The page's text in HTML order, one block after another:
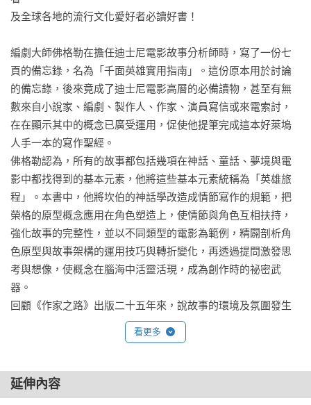
及全球各地的流行文化愛好者必讀好書！
編劇大師佛格勒在擔任迪士尼電影故事分析師時，寫了一份七
頁的備忘錄，名為「千面英雄實用指南」。這份原本用於討論
的備忘錄，後來竟成了迪士尼電影高層的必備讀物，甚至有無
數來自小說家、編劇、製作人、作家、演員寫信或來電索討，
在在顯示其中的概念已廣受運用，促使他提筆完成這本好萊塢
人手一本的寫作聖經。
佛格勒認為，所有的故事都包括幾項在神話、童話、夢境與電
影中都找得到的基本元素，他將這些基本元素統稱為「英雄旅
程」。本書中，他將坎伯的神話學改造成情節寫作的規範，把
榮格的原型概念應用在角色塑造上，使情節與角色互相扶持，
強化故事的完整性，並以不同類型的電影為範例，精闢剖析角
色原型與故事架構的運用技巧與轉折變化，再透過提問激發思
考與想像，使概念在腦海中活靈活現，成為創作時的祕密武
器。
回顧《作家之路》出版二十五年來，說故事的環境及氛圍發生
了許多變化，遊戲與超級英雄系列電影主宰著全球敘事娛樂產
業，不斷革新的技術和新娛樂傳播方式掀起高質量長篇劇集的
訖的故事。這既是挑戰也是機會！英雄旅程是對古老模式持久
的更新，具有足夠的靈活性，適用於超長或超短的故事敘述。
看更多
延伸內容